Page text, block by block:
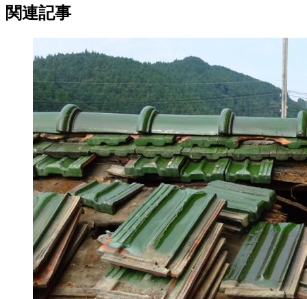
関連記事